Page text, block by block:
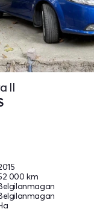
000 km
II